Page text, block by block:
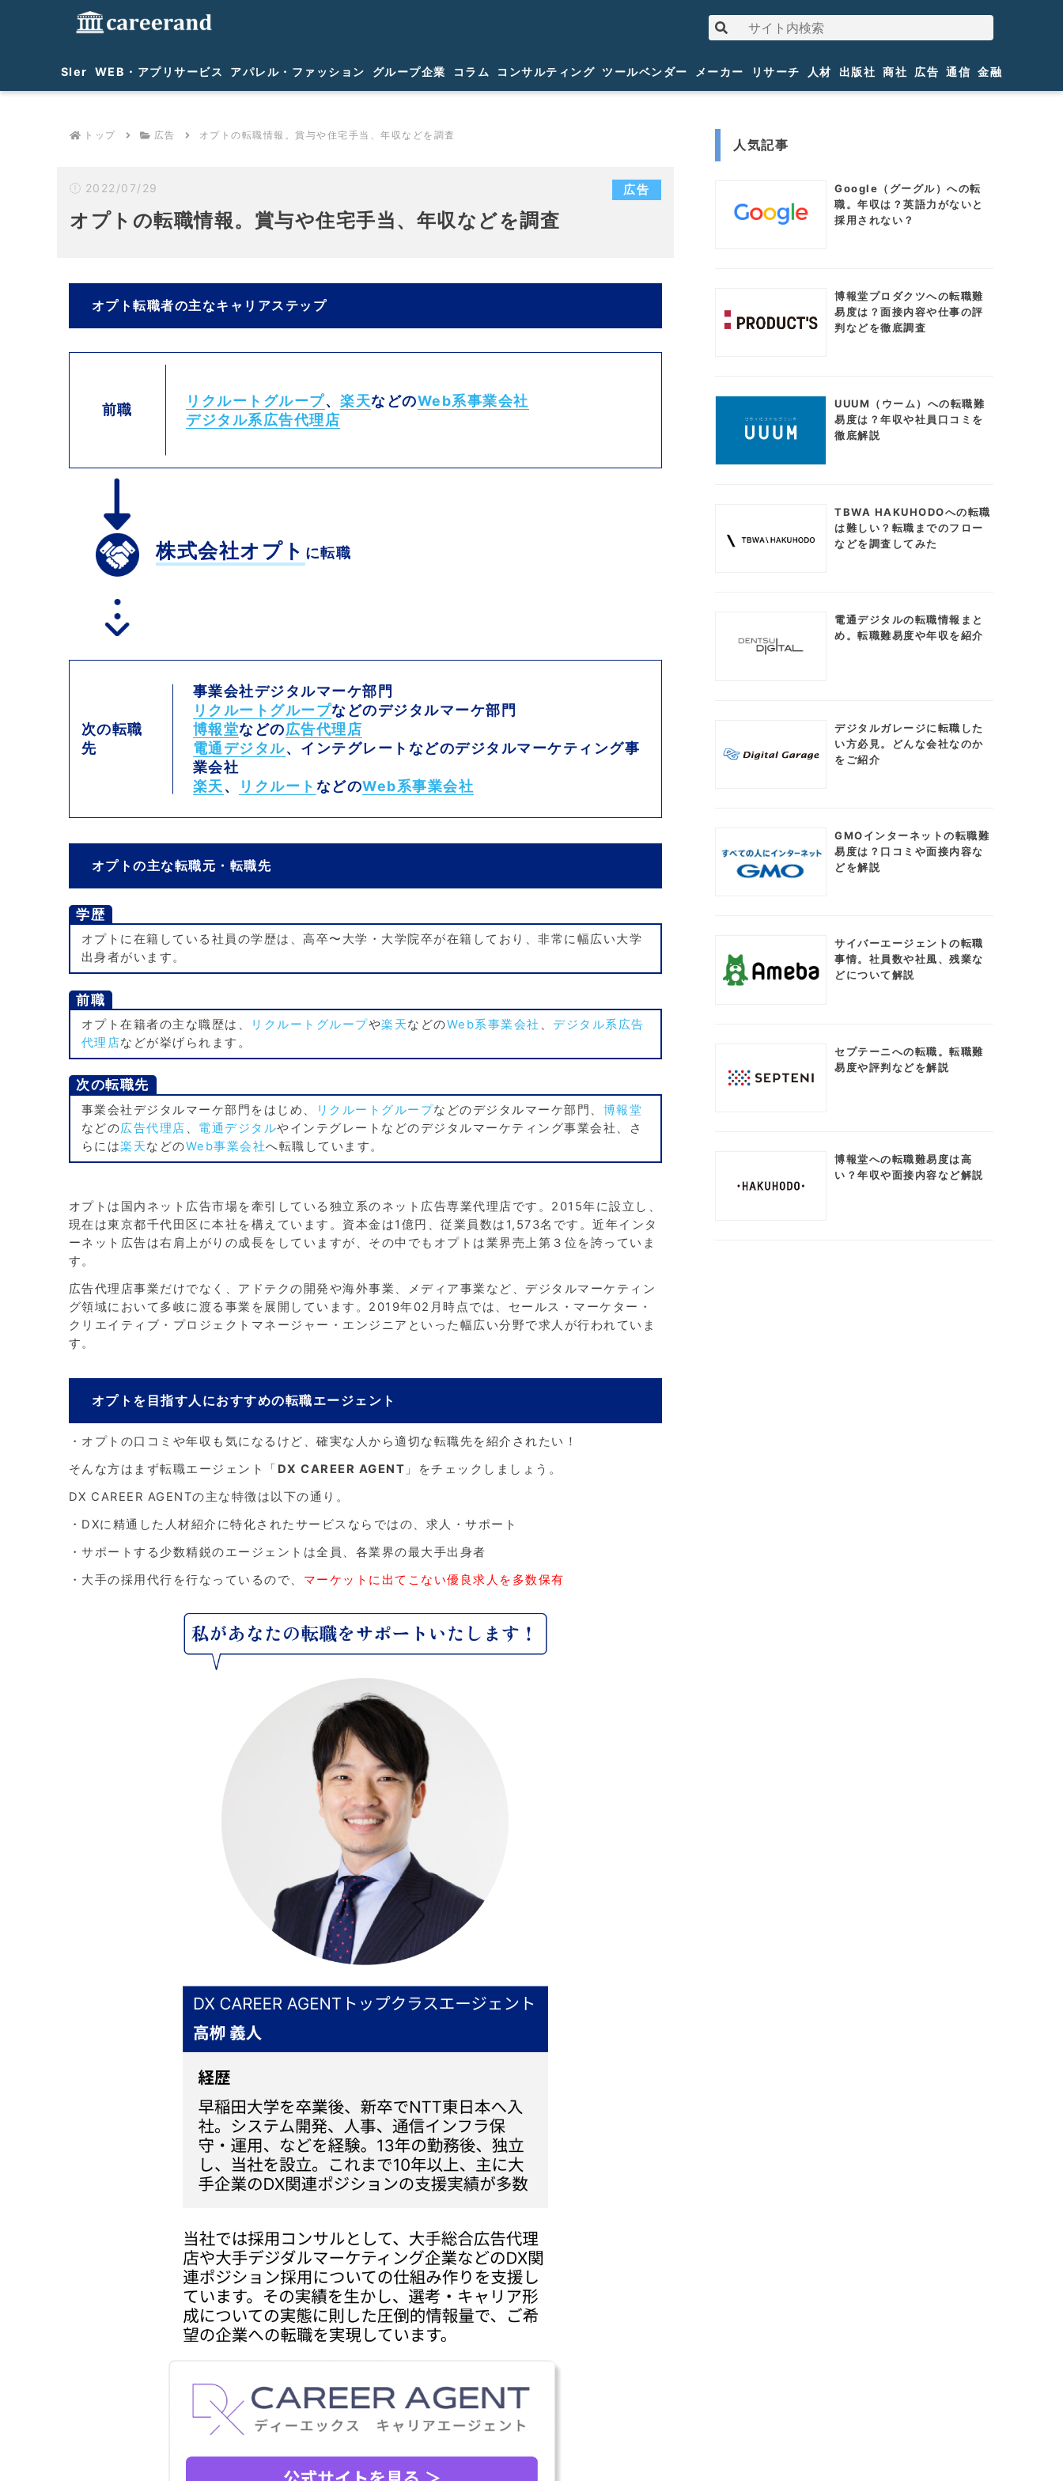
SIer WEB・アプリサービス アパレル・ファッション グループ企業 コラム コンサルティング ツールベンダー メーカー リサーチ 人材 出版社 商社 広告 通信 金融
トップ 広告 オプトの転職情報。賞与や住宅手当、年収などを調査
2022/07/29 広告
オプトの転職情報。賞与や住宅手当、年収などを調査
オプト転職者の主なキャリアステップ
前職
リクルートグループ、楽天などのWeb系事業会社
デジタル系広告代理店
株式会社オプト に転職
次の転職
先
事業会社デジタルマーケ部門
リクルートグループなどのデジタルマーケ部門
博報堂などの広告代理店
電通デジタル、インテグレートなどのデジタルマーケティング事
業会社
楽天、 リクルート などのWeb系事業会社
オプトの主な転職元・転職先
学歴
オプトに在籍している社員の学歴は、高卒〜大学・大学院卒が在籍しており、非常に幅広い大学
出身者がいます。
前職
オプト在籍者の主な職歴は、 リクルートグループや楽天などのWeb系事業会社 、 デジタル系広告
代理店などが挙げられます。
次の転職先
事業会社デジタルマーケ部門をはじめ、 リクルートグループなどのデジタルマーケ部門、 博報堂
などの広告代理店 、 電通デジタルやインテグレートなどのデジタルマーケティング事業会社、さ
らには楽天などのWeb事業会社へ転職しています。
オプトは国内ネット広告市場を牽引している独立系のネット広告専業代理店です。2015年に設立し、
現在は東京都千代田区に本社を構えています。資本金は1億円、従業員数は1,573名です。近年インタ
ーネット広告は右肩上がりの成長をしていますが、その中でもオプトは業界売上第３位を誇っていま
す。
広告代理店事業だけでなく、アドテクの開発や海外事業、メディア事業など、デジタルマーケティン
グ領域において多岐に渡る事業を展開しています。2019年02月時点では、セールス・マーケター・
クリエイティブ・プロジェクトマネージャー・エンジニアといった幅広い分野で求人が行われていま
す。
オプトを目指す人におすすめの転職エージェント
・オプトの口コミや年収も気になるけど、確実な人から適切な転職先を紹介されたい！
そんな方はまず転職エージェント「 DX CAREER AGENT 」をチェックしましょう。
DX CAREER AGENTの主な特徴は以下の通り。
・DXに精通した人材紹介に特化されたサービスならではの、求人・サポート
・サポートする少数精鋭のエージェントは全員、各業界の最大手出身者
・大手の採用代行を行なっているので、 マーケットに出てこない優良求人を多数保有
人気記事
Google（グーグル）への転
職。年収は？英語力がないと
採用されない？
博報堂プロダクツへの転職難
易度は？面接内容や仕事の評
判などを徹底調査
UUUM（ウーム）への転職難
易度は？年収や社員口コミを
徹底解説
TBWA HAKUHODOへの転職
は難しい？転職までのフロー
などを調査してみた
電通デジタルの転職情報まと
め。転職難易度や年収を紹介
デジタルガレージに転職した
い方必見。どんな会社なのか
をご紹介
GMOインターネットの転職難
易度は？口コミや面接内容な
どを解説
サイバーエージェントの転職
事情。社員数や社風、残業な
どについて解説
セプテーニへの転職。転職難
易度や評判などを解説
博報堂への転職難易度は高
い？年収や面接内容など解説